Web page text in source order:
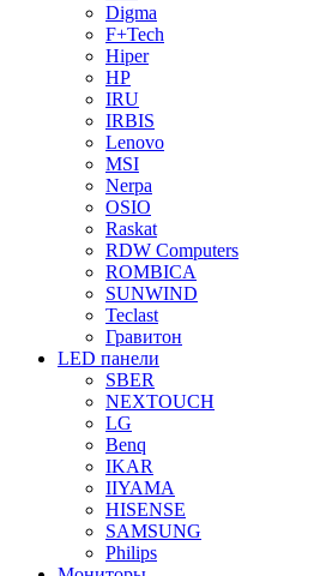
Digma
F+Tech
Hiper
HP
IRU
IRBIS
Lenovo
MSI
Nerpa
OSIO
Raskat
RDW Computers
ROMBICA
SUNWIND
Teclast
Гравитон
LED панели
SBER
NEXTOUCH
LG
Benq
IKAR
IIYAMA
HISENSE
SAMSUNG
Philips